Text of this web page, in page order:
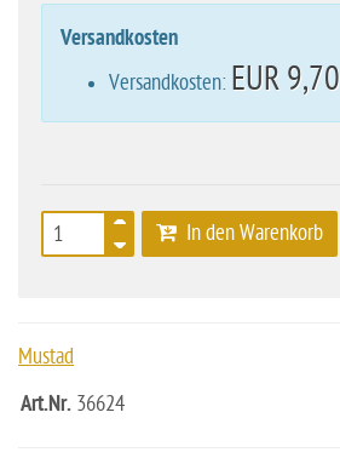
Versandkosten
Versandkosten: EUR 9,70
In den Warenkorb
Mustad
Art.Nr. 36624